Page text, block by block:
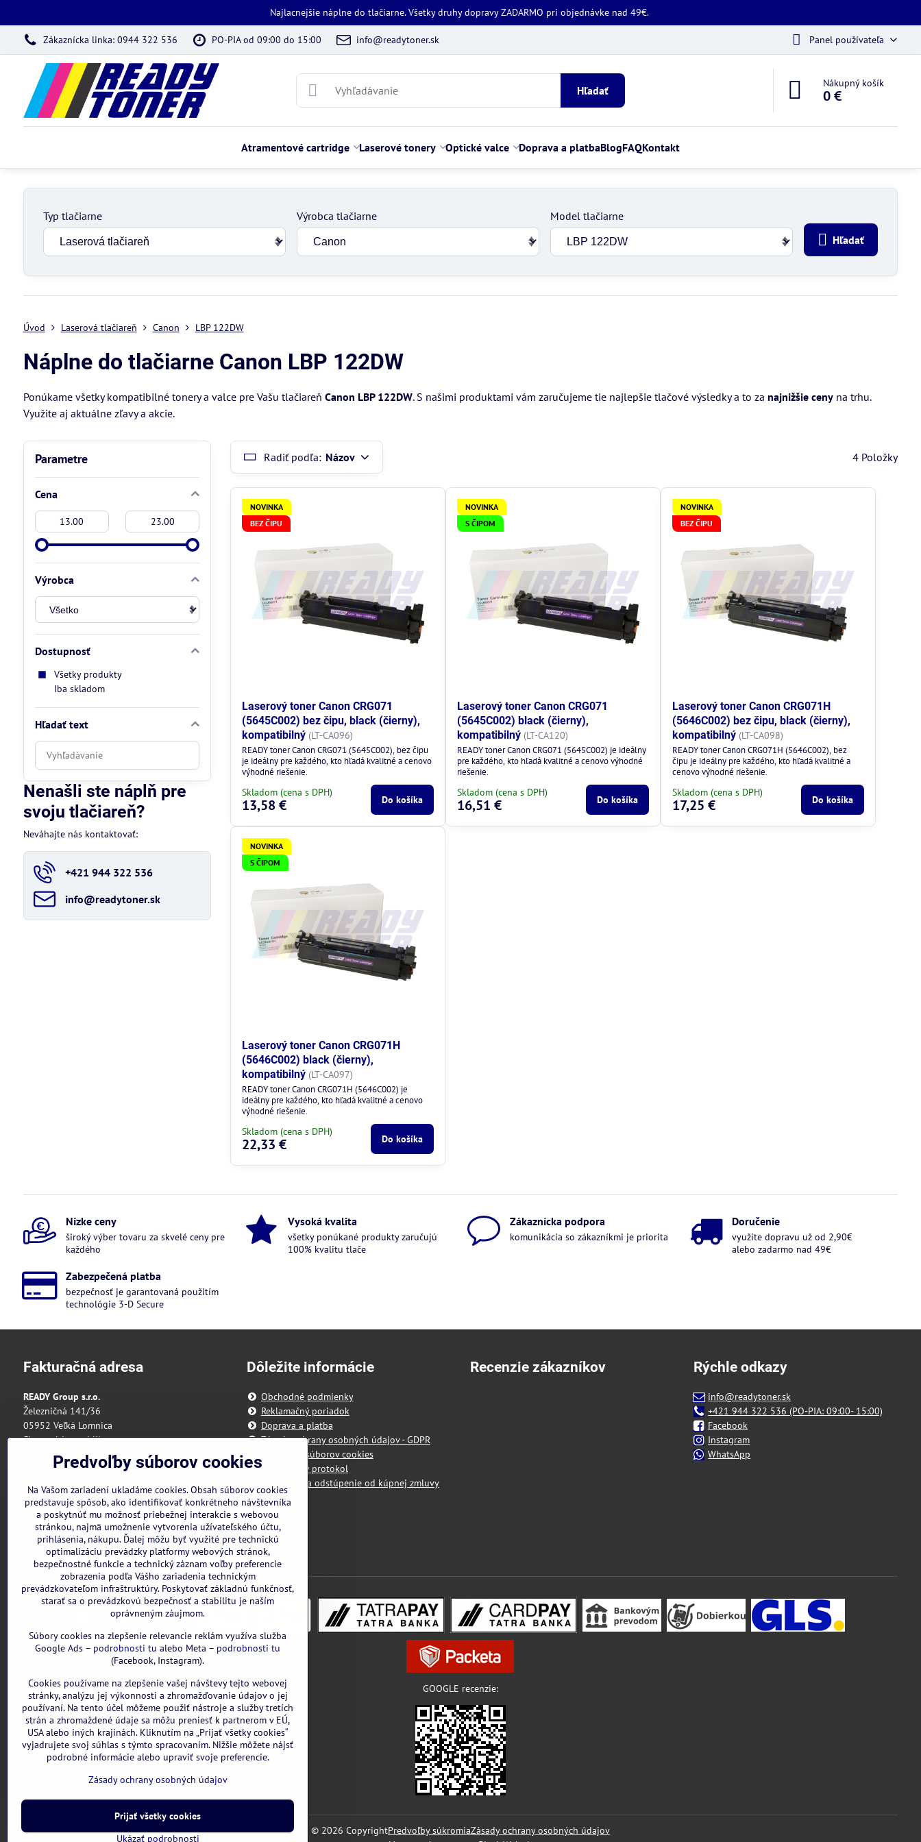
Najlacnejšie náplne do tlačiarne. Všetky druhy dopravy ZADARMO pri objednávke nad 49€.
Zákaznícka linka: 0944 322 536 PO-PIA od 09:00 do 15:00 info@readytoner.sk Panel používateľa
Hľadať
Nákupný košík
0 €
Atramentové cartridge Laserové tonery Optické valce Doprava a platbaBlogFAQKontakt
Typ tlačiarne Výrobca tlačiarne
Model tlačiarne
Hľadať
Úvod Laserová tlačiareň Canon LBP 122DW
Náplne do tlačiarne Canon LBP 122DW
Ponúkame všetky kompatibilné tonery a valce pre Vašu tlačiareň Canon LBP 122DW. S našimi produktami vám zaručujeme tie najlepšie tlačové výsledky a to za najnižšie cenyna trhu.
Využite aj aktuálne zľavy a akcie.
Radiť podľa: Názov 4 Položky
NOVINKA
BEZ ČIPU
Laserový toner Canon CRG071
(5645C002) bez čipu, black (čierny),
kompatibilný (LT-CA096)
READY toner Canon CRG071 (5645C002), bez čipu
je ideálny pre každého, kto hľadá kvalitné a cenovo
výhodné riešenie.
Skladom (cena s DPH)
13,58 € Do košíka
NOVINKA
S ČIPOM
Laserový toner Canon CRG071
(5645C002) black (čierny),
kompatibilný (LT-CA120)
READY toner Canon CRG071 (5645C002) je ideálny
pre každého, kto hľadá kvalitné a cenovo výhodné
riešenie.
Skladom (cena s DPH)
16,51 € Do košíka
NOVINKA
BEZ ČIPU
Laserový toner Canon CRG071H
(5646C002) bez čipu, black (čierny),
kompatibilný (LT-CA098)
READY toner Canon CRG071H (5646C002), bez
čipu je ideálny pre každého, kto hľadá kvalitné a
cenovo výhodné riešenie.
Skladom (cena s DPH)
17,25 € Do košíka
NOVINKA
S ČIPOM
Laserový toner Canon CRG071H
(5646C002) black (čierny),
kompatibilný (LT-CA097)
READY toner Canon CRG071H (5646C002) je
ideálny pre každého, kto hľadá kvalitné a cenovo
výhodné riešenie.
Skladom (cena s DPH)
22,33 € Do košíka
Parametre
Cena
Od:
Do:
Výrobca
Dostupnosť
Všetky produkty
Iba skladom
Hľadať text
Prehľadať
výsledky
filtra
fulltextom
Nenašli ste náplň pre
svoju tlačiareň?
Neváhajte nás kontaktovať:
+421 944 322 536
info​@readytoner​.sk
Nízke ceny
široký výber tovaru za skvelé ceny pre
každého
Vysoká kvalita
všetky ponúkané produkty zaručujú
100% kvalitu tlače
Zákaznícka podpora
komunikácia so zákazníkmi je priorita
Doručenie
využite dopravu už od 2,90€
alebo zadarmo nad 49€
Zabezpečená platba
bezpečnosť je garantovaná použitím
technológie 3-D Secure
Fakturačná adresa
READY Group s.r.o.
Železničná 141/36
05952 Veľká Lomnica
Slovenská republika
IČO: 55 175 431
IBAN: SK3111000000002942143418
Nie sme platcami DPH
Všetky uvedené ceny sú vrátane DPH.
Dôležite informácie
Obchodné podmienky
Reklamačný poriadok
Doprava a platba
Zásady ochrany osobných údajov - GDPR
Predvoľby súborov cookies
Reklamačný protokol
Formulár na odstúpenie od kúpnej zmluvy
Recenzie zákazníkov Rýchle odkazy
info@readytoner.sk
+421 944 322 536 (PO-PIA: 09:00- 15:00)
Facebook
Instagram
WhatsApp
GOOGLE recenzie:
© 2026 CopyrightPredvoľby súkromiaZásady ochrany osobných údajov
Predvoľby súborov cookies
Na Vašom zariadení ukladáme cookies. Obsah súborov cookies
predstavuje spôsob, ako identifikovať konkrétneho návštevníka
a poskytnúť mu možnosť priebežnej interakcie s webovou
stránkou, najmä umožnenie vytvorenia užívateľského účtu,
prihlásenia, nákupu. Ďalej môžu byť využité pre technickú
optimalizáciu prevádzky platformy webových stránok,
bezpečnostné funkcie a technický záznam voľby preferencie
zobrazenia podľa Vášho zariadenia technickým
prevádzkovateľom infraštruktúry. Poskytovať základnú funkčnosť,
starať sa o prevádzkovú bezpečnosť a stabilitu je naším
oprávneným záujmom.
Súbory cookies na zlepšenie relevancie reklám využíva služba
Google Ads – podrobnosti tu alebo Meta – podrobnosti tu
(Facebook, Instagram).
Cookies používame na zlepšenie vašej návštevy tejto webovej
stránky, analýzu jej výkonnosti a zhromažďovanie údajov o jej
používaní. Na tento účel môžeme použiť nástroje a služby tretích
strán a zhromaždené údaje sa môžu preniesť k partnerom v EÚ,
USA alebo iných krajinách. Kliknutím na „Prijať všetky cookies“
vyjadrujete svoj súhlas s týmto spracovaním. Nižšie môžete nájsť
podrobné informácie alebo upraviť svoje preferencie.
Zásady ochrany osobných údajov
Ukázať podrobnosti
Prijať všetky cookies